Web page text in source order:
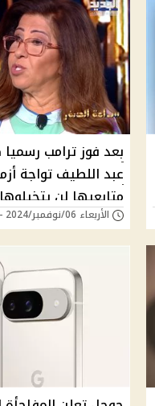
بعد فوز ترامب
عبد اللطيف تواجة
متابعيها لن يتخيلوها
الأربعاء 06/نوفمبر/2024 - 09:28 ص